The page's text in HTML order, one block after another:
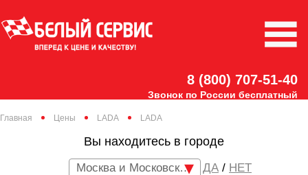
8 (800) 707-51-40
Звонок по России бесплатный
Главная Цены LADA LADA
Вы находитесь в городе
Москва и Московская область
/ НЕТ